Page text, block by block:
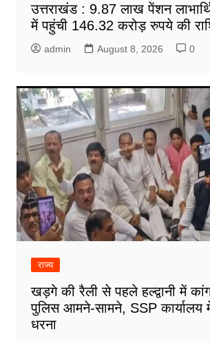
उत्तराखंड : 9.87 लाख पेंशन
में पहुंची 146.32 करोड़ रुपये की
admin August 8, 2026 0
राज्य
खड़गे की रैली से पहले हल्द्वानी में
पुलिस आमने-सामने, SSP कार्यालय
धरना